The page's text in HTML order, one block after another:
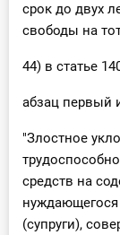
срок до двух
свободы на
44) в статье
абзац первый
"Злостное
средств на
(супруги),